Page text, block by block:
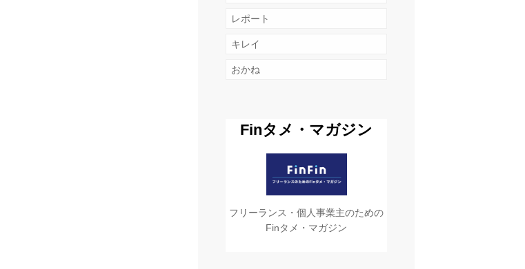
レポート
キレイ
おかね
Finタメ・マガジン
フリーランス・個人事業主のための
Finタメ・マガジン